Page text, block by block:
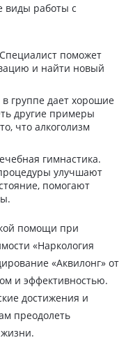
виды работы с
поможет
и найти новый
группе дает хорошие
другие примеры
что алкоголизм
гимнастика.
улучшают
помогают
помощи при
«Наркология
«Аквилонг» от
и эффективностью.
достижения и
преодолеть